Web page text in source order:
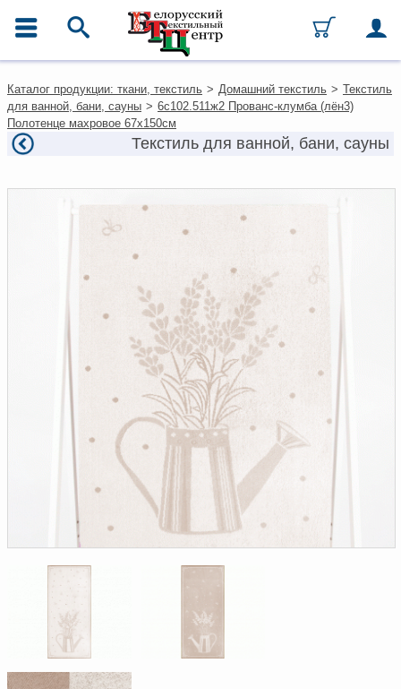
Каталог
Ткани
Домашний текстиль
Одежда
Текстиль для ресторанов и
гостиниц
Текстильная галантерея и
Условия работы
Оплата и доставка
Как оформить заказ
Как нас найти
Документы по работе с
персональными данными
Письмо руководителю
Вопросы и ответы
Каталог продукции: ткани, текстиль > Домашний текстиль > Текстиль
для ванной, бани, сауны > 6с102.511ж2 Прованс-клумба (лён3)
Полотенце махровое 67х150см
Текстиль для ванной, бани, сауны